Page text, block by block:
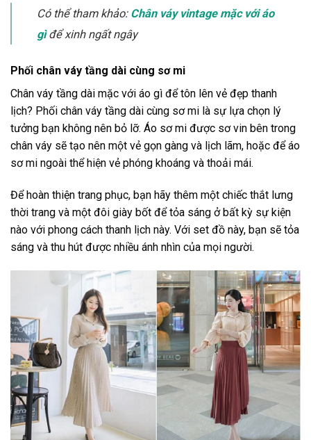
Có thể tham khảo: Chân váy vintage mặc với áo
gìđể xinh ngất ngây
Phối chân váy tầng dài cùng sơ mi
Chân váy tầng dài mặc với áo gì để tôn lên vẻ đẹp thanh
lịch? Phối chân váy tầng dài cùng sơ mi là sự lựa chọn lý
tưởng bạn không nên bỏ lỡ. Áo sơ mi được sơ vin bên trong
chân váy sẽ tạo nên một vẻ gọn gàng và lịch lãm, hoặc để áo
sơ mi ngoài thể hiện vẻ phóng khoáng và thoải mái.
Để hoàn thiện trang phục, bạn hãy thêm một chiếc thắt lưng
thời trang và một đôi giày bốt để tỏa sáng ở bất kỳ sự kiện
nào với phong cách thanh lịch này. Với set đồ này, bạn sẽ tỏa
sáng và thu hút được nhiều ánh nhìn của mọi người.